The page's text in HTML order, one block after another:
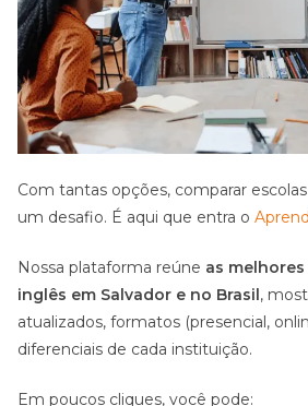
Com tantas opções, comparar
um desafio. É aqui que entra o
Nossa plataforma reúne as
inglês em Salvador e no Brasil,
atualizados, formatos (presencial,
diferenciais de cada instituição.
Em poucos cliques, você pode: